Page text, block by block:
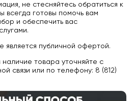
не стесняйтесь обратиться к
всегда готовы помочь вам
и обеспечить вас
является публичной офертой.
наличие товара уточняйте с
связи или по телефону: 8 (812)